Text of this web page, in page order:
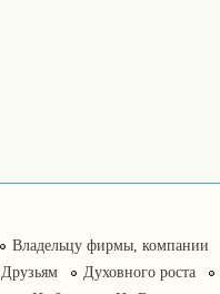
Владельцу фирмы, компании
Друзьям Духовного роста